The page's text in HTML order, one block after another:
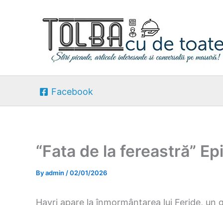
Facebook
“Fata de la fereastră”
Byadmin /02/01/2026
Hayri apare la înmormântarea lui Feride,